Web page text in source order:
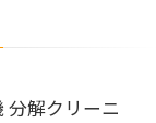
分解クリーニ